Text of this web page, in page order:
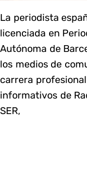
La periodista
licenciada en
Autónoma de
los medios de
carrera
informativos de
SER,